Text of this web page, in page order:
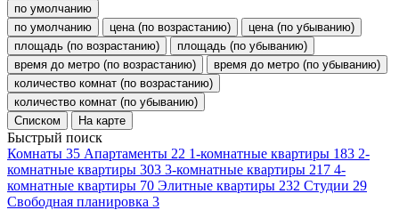
по умолчанию
по умолчанию
цена (по возрастанию)
цена (по убыванию)
площадь (по возрастанию)
площадь (по убыванию)
время до метро (по возрастанию)
время до метро (по убыванию)
количество комнат (по возрастанию)
количество комнат (по убыванию)
Списком
На карте
Быстрый поиск
Комнаты 35 Апартаменты 22 1-комнатные квартиры 183 2-
комнатные квартиры 303 3-комнатные квартиры 217 4-
комнатные квартиры 70 Элитные квартиры 232 Студии 29
Свободная планировка 3